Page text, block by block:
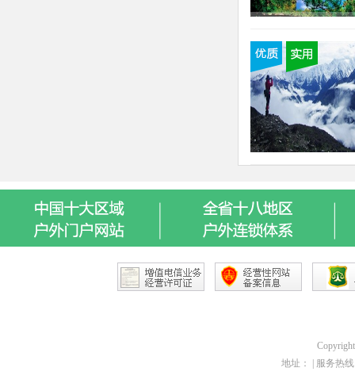
地址： | 服务热线